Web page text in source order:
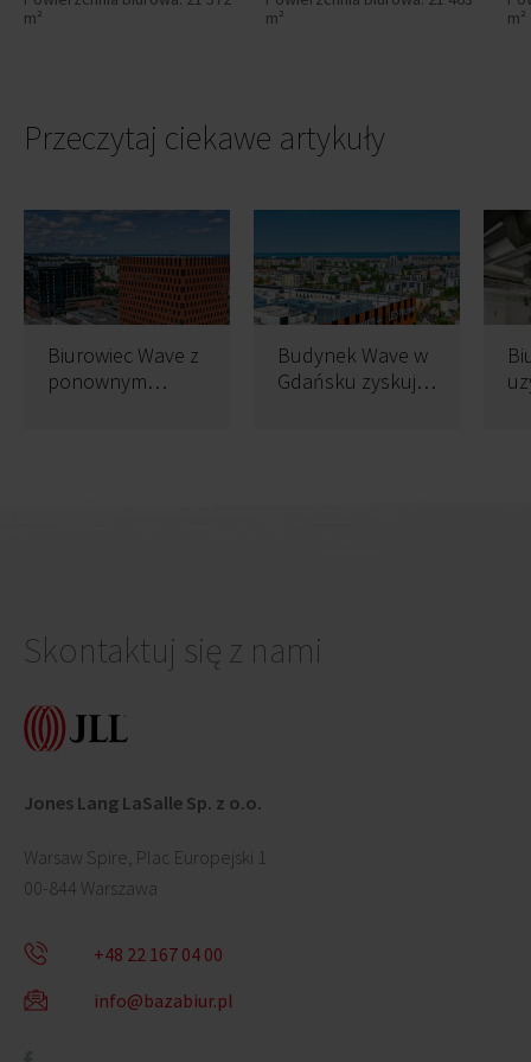
m²
m²
m²
Przeczytaj ciekawe artykuły
Biurowiec Wave z
ponownym
Budynek Wave w
Gdańsku zyskuje
Skontaktuj się z nami
Jones Lang LaSalle Sp. z o.o.
Warsaw Spire, Plac Europejski 1
00-844 Warszawa
+48 22 167 04 00
info@bazabiur.pl